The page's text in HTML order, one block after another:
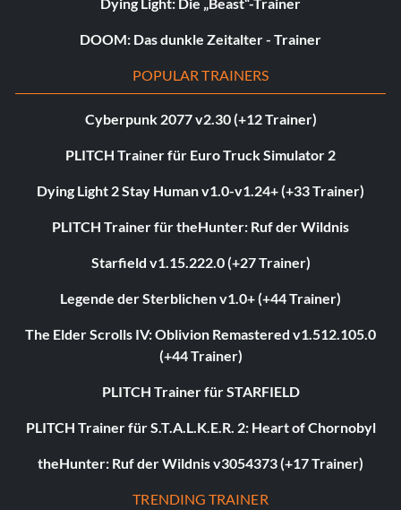
DOOM: Das dunkle Zeitalter - Trainer
POPULAR TRAINERS
Cyberpunk 2077 v2.30 (+12 Trainer)
PLITCH Trainer für Euro Truck Simulator 2
Dying Light 2 Stay Human v1.0-v1.24+ (+33 Trainer)
PLITCH Trainer für theHunter: Ruf der Wildnis
Starfield v1.15.222.0 (+27 Trainer)
Legende der Sterblichen v1.0+ (+44 Trainer)
The Elder Scrolls IV: Oblivion Remastered v1.512.105.0
(+44 Trainer)
PLITCH Trainer für STARFIELD
PLITCH Trainer für S.T.A.L.K.E.R. 2: Heart of Chornobyl
theHunter: Ruf der Wildnis v3054373 (+17 Trainer)
TRENDING TRAINER